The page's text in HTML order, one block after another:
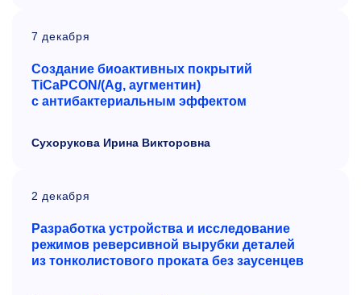
7 декабря
Создание биоактивных покрытий
TiCaPCON/(Ag, аугментин)
с антибактериальным эффектом
Сухорукова Ирина Викторовна
2 декабря
Разработка устройства и исследование
режимов реверсивной вырубки деталей
из тонколистового проката без заусенцев